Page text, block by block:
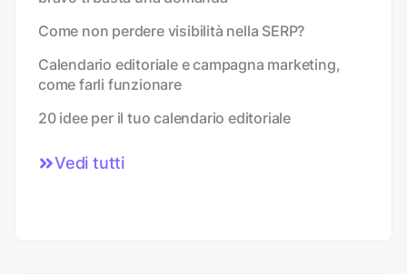
Come non perdere visibilità nella SERP?
Calendario editoriale e campagna marketing,
come farli funzionare
20 idee per il tuo calendario editoriale
Vedi tutti